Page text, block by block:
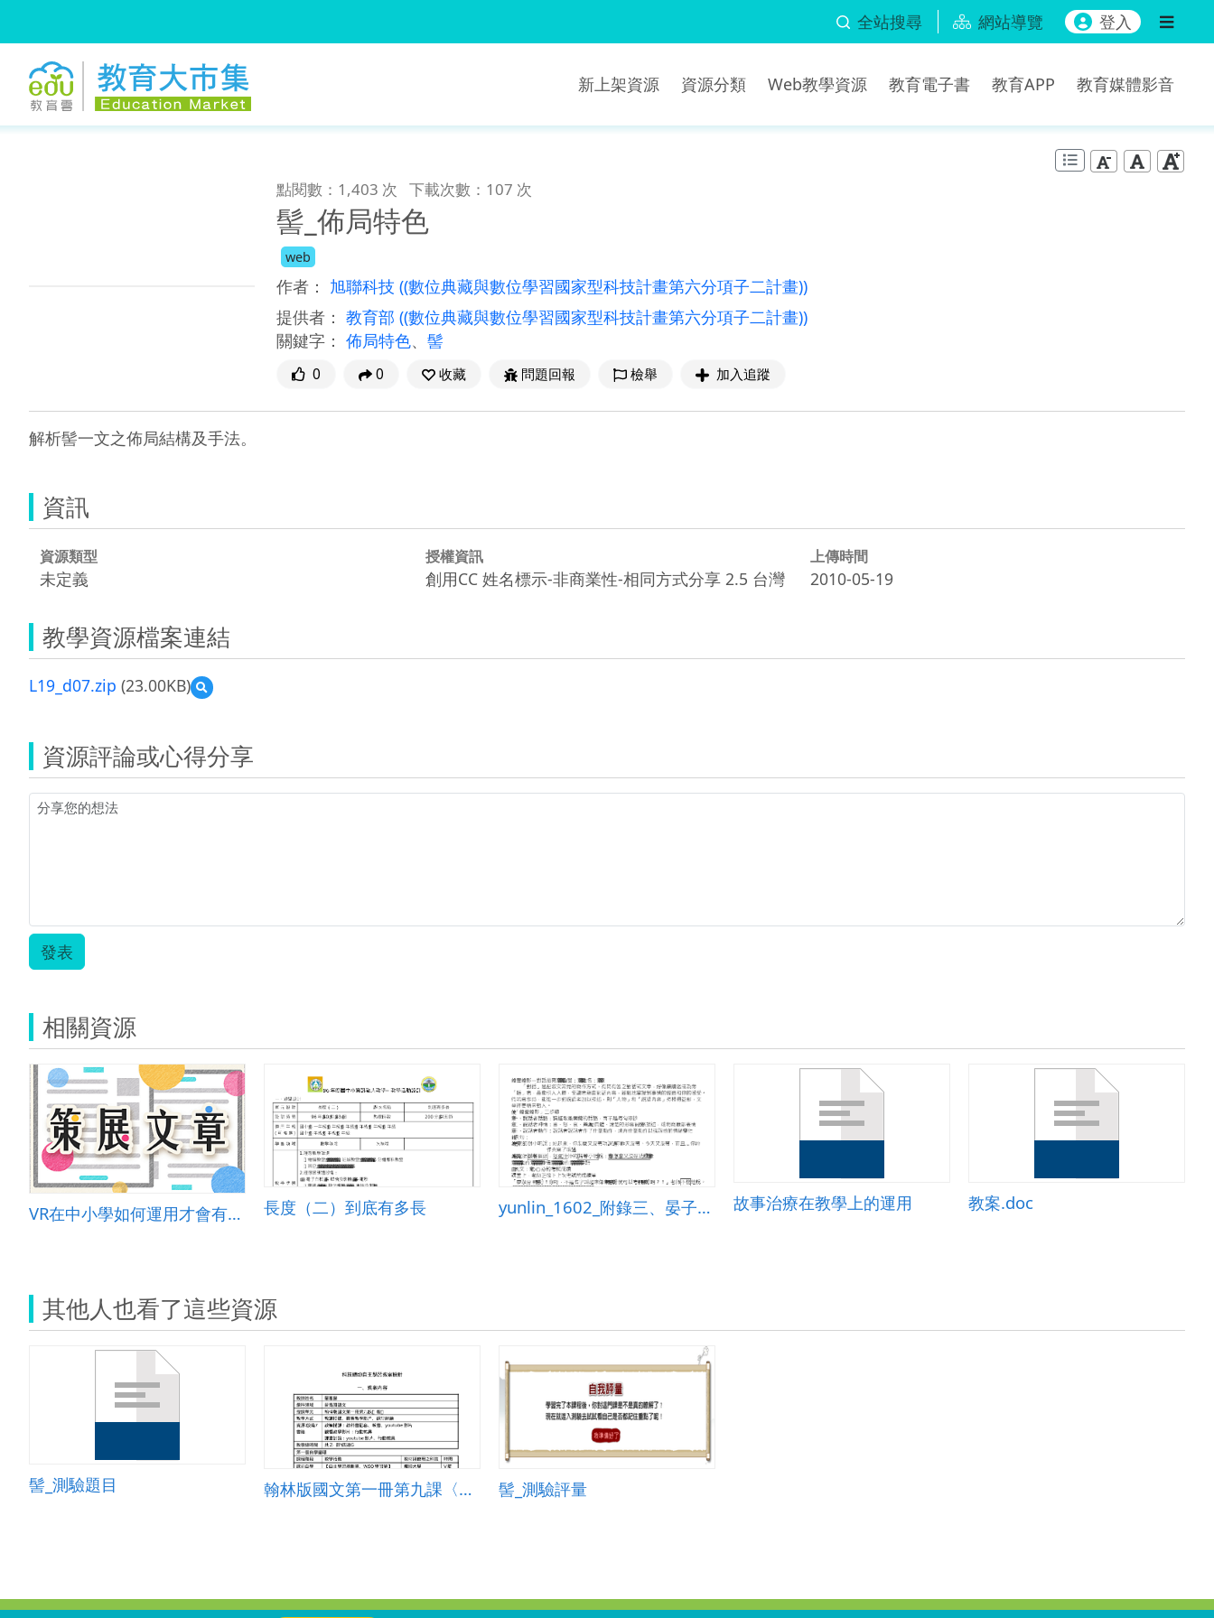
全站搜尋 網站導覽 登入
新上架資源 資源分類 Web教學資源 教育電子書 教育APP 教育媒體影音
點閱數：1,403 次 下載次數：107 次
髻_佈局特色
web
作者： 旭聯科技 ((數位典藏與數位學習國家型科技計畫第六分項子二計畫))
提供者： 教育部 ((數位典藏與數位學習國家型科技計畫第六分項子二計畫))
關鍵字： 佈局特色、 髻
0 0 收藏 問題回報 檢舉 加入追蹤
解析髻一文之佈局結構及手法。
資訊
資源類型
未定義
授權資訊
創用CC 姓名標示-非商業性-相同方式分享 2.5 台灣
上傳時間
2010-05-19
教學資源檔案連結
L19_d07.zip (23.00KB)
預
覽
資源評論或心得分享
發表
相關資源
VR在中小學如何運用才會有效教學 長度（二）到底有多長 yunlin_1602_附錄三、晏子使楚語氣作文單 故事治療在教學上的運用 教案.doc
其他人也看了這些資源
髻_測驗題目 翰林版國文第一冊第九課〈髻〉 髻_測驗評量